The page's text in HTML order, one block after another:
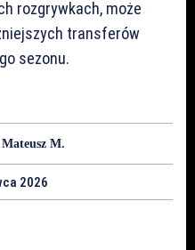
rozgrywkach, może
transferów
sezonu.
Mateusz M.
2026